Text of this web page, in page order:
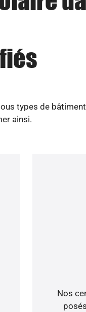
types de
ainsi.
Nos